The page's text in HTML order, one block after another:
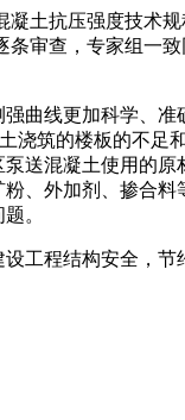
土抗压强度技术
审查，专家组一
曲线更加科学、准
浇筑的楼板的不足
送混凝土使用的
、外加剂、掺合
。
工程结构安全，节